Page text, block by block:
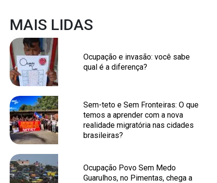
MAIS LIDAS
Ocupação e invasão: você sabe
qual é a diferença?
Sem-teto e Sem Fronteiras: O que
temos a aprender com a nova
realidade migratória nas cidades
brasileiras?
Ocupação Povo Sem Medo
Guarulhos, no Pimentas, chega a